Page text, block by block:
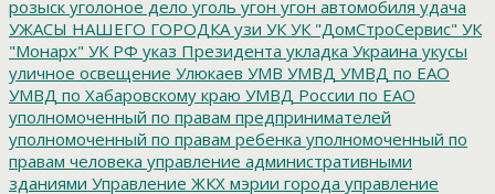
розыск уголоное дело уголь угон угон автомобиля удача
УЖАСЫ НАШЕГО ГОРОДКА узи УК УК "ДомСтроСервис" УК
"Монарх" УК РФ указ Президента укладка Украина укусы
уличное освещение Улюкаев УМВ УМВД УМВД по ЕАО
УМВД по Хабаровскому краю УМВД России по ЕАО
уполномоченный по правам предпринимателей
уполномоченный по правам ребенка уполномоченный по
правам человека управление административными
зданиями Управление ЖКХ мэрии города управление